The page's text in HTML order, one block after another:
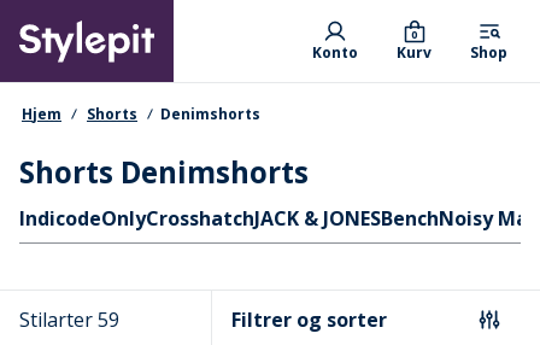
main
content
Primary departments
Konto Kurv
0
Shop
navigationssti
Hjem Shorts Denimshorts
Shorts Denimshorts
Hurtige links
IndicodeOnlyCrosshatchJACK & JONESBenchNoisy May
Stilarter 59 Filtrer og sorter